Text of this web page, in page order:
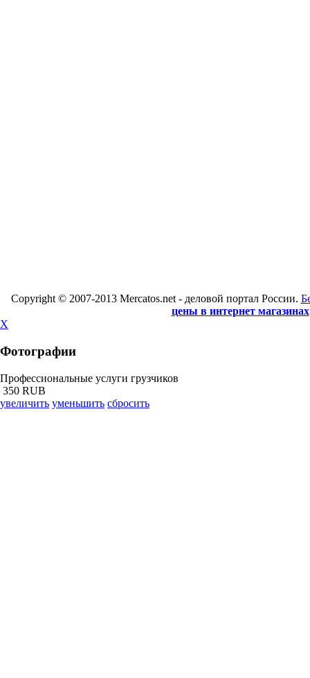
Copyright © 2007-2013 Mercatos.net - деловой портал России.
цены в интернет магазинах
X
Фотографии
Профессиональные услуги грузчиков
350 RUB
увеличить уменьшить сбросить